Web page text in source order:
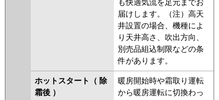
も快適気流を足元までお
届けします。（注）高天
井設置の場合、機種によ
り天井高さ、吹出方向、
別売品組込制限などの条
件があります。
ホットスタート（ 除
霜後 ）
暖房開始時や霜取り運転
から暖房運転に切換わっ